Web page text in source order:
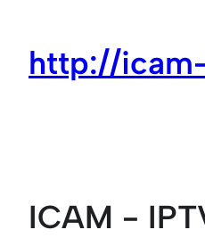
springen
http://
ICAM -